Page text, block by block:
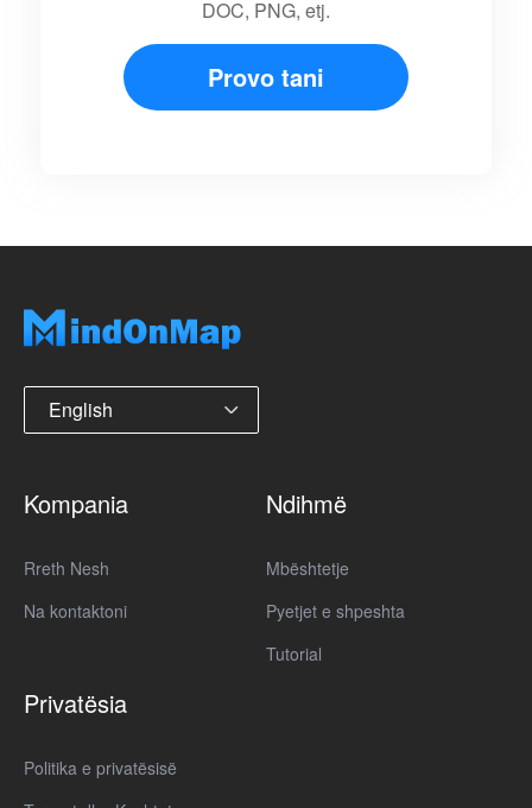
DOC, PNG, etj.
Provo tani
English
Kompania
Rreth Nesh
Na kontaktoni
Ndihmë
Mbështetje
Pyetjet e shpeshta
Tutorial
Privatësia
Politika e privatësisë